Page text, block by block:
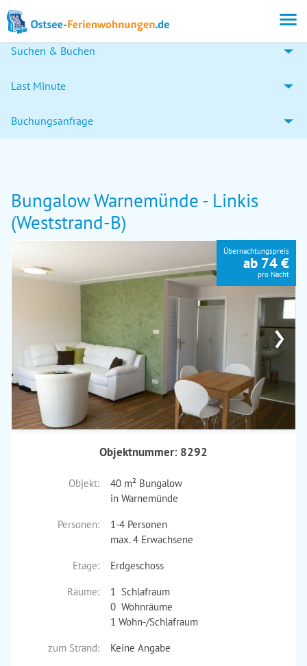
Suchen & Buchen
Last Minute
Buchungsanfrage
Bungalow Warnemünde - Linkis
(Weststrand-B)
›
Übernachtungspreis
ab 74 €
pro Nacht
Objektnummer: 8292
Objekt:
40 m² Bungalow
in Warnemünde
Personen:
1-4 Personen
max. 4 Erwachsene
Etage:
Erdgeschoss
Räume:
1 Schlafraum
0 Wohnräume
1 Wohn-/Schlafraum
zum Strand:
Keine Angabe